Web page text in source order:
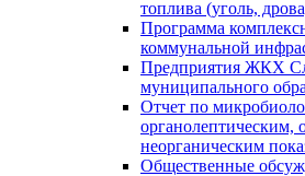
топлива (уголь,
Программа
коммунальной
Предприятия ЖКХ
муниципального
Отчет по
неорганическим
Общественные